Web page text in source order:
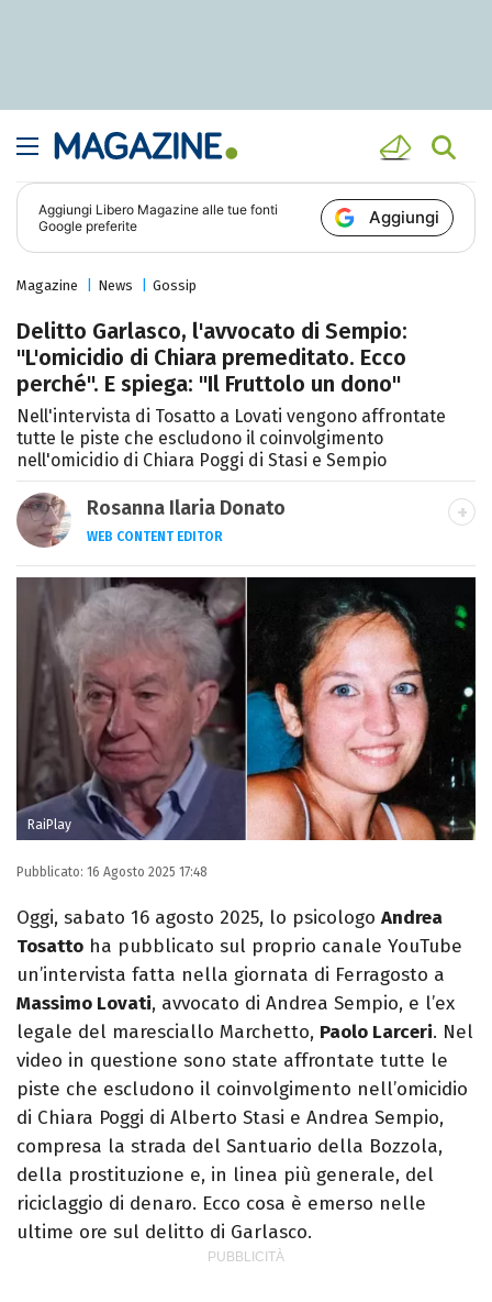
Aggiungi Libero Magazine alle tue fonti
Google preferite
Aggiungi
Magazine News Gossip
Delitto Garlasco, l'avvocato di Sempio:
"L'omicidio di Chiara premeditato. Ecco
perché". E spiega: "Il Fruttolo un dono"
Nell'intervista di Tosatto a Lovati vengono affrontate
tutte le piste che escludono il coinvolgimento
nell'omicidio di Chiara Poggi di Stasi e Sempio
Rosanna Ilaria Donato
WEB CONTENT EDITOR
Laureata in Linguaggi dei Media, mi dedico
al mondo dell’intrattenimento da 10 anni.
Ho lavorato come web content editor
freelance per diverse testate.
RaiPlay
Pubblicato: 16 Agosto 2025 17:48
Oggi, sabato 16 agosto 2025, lo psicologo Andrea
Tosatto ha pubblicato sul proprio canale YouTube
un’intervista fatta nella giornata di Ferragosto a
Massimo Lovati, avvocato di Andrea Sempio, e l’ex
legale del maresciallo Marchetto, Paolo Larceri. Nel
video in questione sono state affrontate tutte le
piste che escludono il coinvolgimento nell’omicidio
di Chiara Poggi di Alberto Stasi e Andrea Sempio,
compresa la strada del Santuario della Bozzola,
della prostituzione e, in linea più generale, del
riciclaggio di denaro. Ecco cosa è emerso nelle
ultime ore sul delitto di Garlasco.